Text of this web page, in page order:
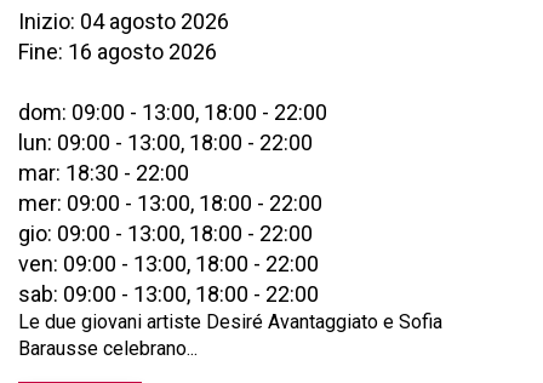
Inizio: 04 agosto 2026
Fine: 16 agosto 2026
dom: 09:00 - 13:00, 18:00 - 22:00
lun: 09:00 - 13:00, 18:00 - 22:00
mar: 18:30 - 22:00
mer: 09:00 - 13:00, 18:00 - 22:00
gio: 09:00 - 13:00, 18:00 - 22:00
ven: 09:00 - 13:00, 18:00 - 22:00
sab: 09:00 - 13:00, 18:00 - 22:00
Le due giovani artiste Desiré Avantaggiato e Sofia
Barausse celebrano...